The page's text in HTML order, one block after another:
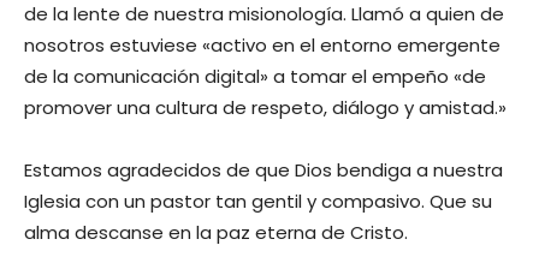
de la lente de nuestra misionología. Llamó a quien de
nosotros estuviese «activo en el entorno emergente
de la comunicación digital» a tomar el empeño «de
promover una cultura de respeto, diálogo y amistad.»
Estamos agradecidos de que Dios bendiga a nuestra
Iglesia con un pastor tan gentil y compasivo. Que su
alma descanse en la paz eterna de Cristo.